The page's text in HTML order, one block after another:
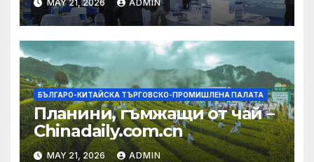
MAY 21, 2026 ADMIN
БЪЛГАРО-КИТАЙСКА ТЪРГОВСКО-ПРОМИШЛЕНА ПАЛАТА
Планини, гъмжащи от чай –
Chinadaily.com.cn
MAY 21, 2026 ADMIN